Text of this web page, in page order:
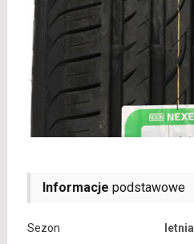
Informacje podstawowe
Sezon
letnia